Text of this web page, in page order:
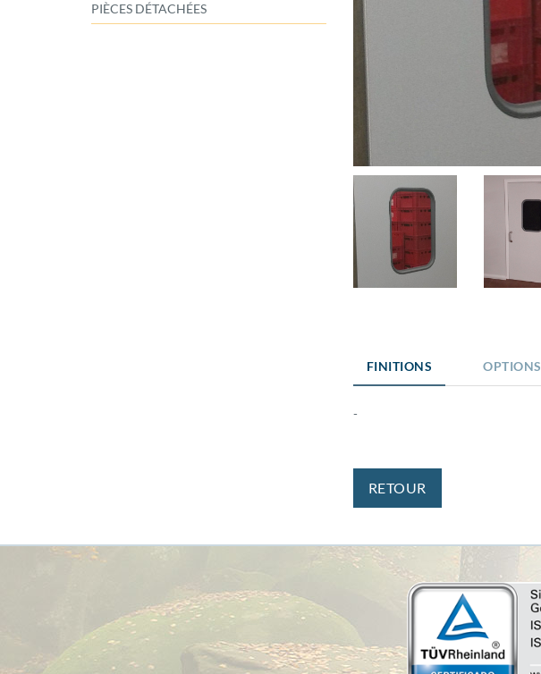
PIÈCES DÉTACHÉES
FINITIONS OPTIONS
-
RETOUR